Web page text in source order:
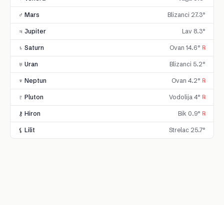
♂ Mars Blizanci 27.3°
♃ Jupiter Lav 8.3°
♄ Saturn Ovan 14.6° ℞
♅ Uran Blizanci 5.2°
♆ Neptun Ovan 4.2° ℞
♇ Pluton Vodolija 4° ℞
⚷ Hiron Bik 0.9° ℞
⚸ Lilit Strelac 25.7°